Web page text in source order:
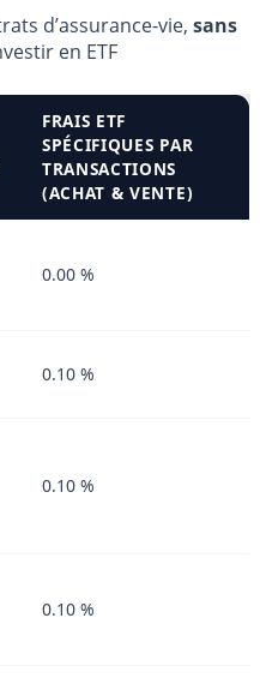
d’assurance-vie, sans
en ETF
FRAIS ETF
SPÉCIFIQUES PAR
TRANSACTIONS
(ACHAT & VENTE)
0.00 %
0.10 %
0.10 %
0.10 %